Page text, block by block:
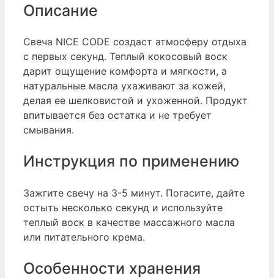
Описание
Свеча NICE CODE создаст атмосферу отдыха
с первых секунд. Теплый кокосовый воск
дарит ощущение комфорта и мягкости, а
натуральные масла ухаживают за кожей,
делая ее шелковистой и ухоженной. Продукт
впитывается без остатка и не требует
смывания.
Инструкция по применению
Зажгите свечу на 3-5 минут. Погасите, дайте
остыть несколько секунд и используйте
теплый воск в качестве массажного масла
или питательного крема.
Особенности хранения